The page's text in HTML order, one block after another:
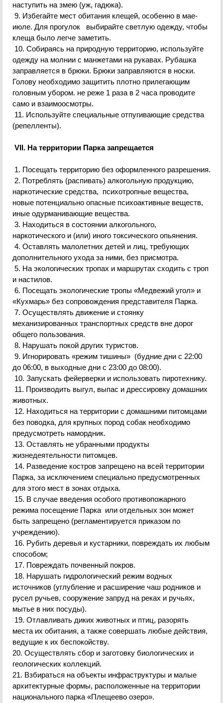
наступить на змею (уж, гадюка).
9. Избегайте мест обитания клещей, особенно в мае-
июле. Для прогулок выбирайте светлую одежду, чтобы
клеща было легче заметить.
10. Собираясь на природную территорию, используйте
одежду на молнии с манжетами на рукавах. Рубашка
заправляется в брюки. Брюки заправляются в носки.
Голову необходимо защитить плотно прилегающим
головным убором. не реже 1 раза в 2 часа проводите
само и взаимоосмотры.
11. Используйте специальные отпугивающие средства
(репелленты).
VII. На территории Парка запрещается
1. Посещать территорию без оформленного разрешения.
2. Потреблять (распивать) алкогольную продукцию,
наркотические средства, психотропные вещества,
новые потенциально опасные психоактивные веществ,
иные одурманивающие вещества.
3. Находиться в состоянии алкогольного,
наркотического и (или) иного токсического опьянения.
4. Оставлять малолетних детей и лиц, требующих
дополнительного ухода за ними, без присмотра.
5. На экологических тропах и маршрутах сходить с троп
и настилов.
6. Посещать экологические тропы «Медвежий угол» и
«Кухмарь» без сопровождения представителя Парка.
7. Осуществлять движение и стоянку
механизированных транспортных средств вне дорог
общего пользования.
8. Нарушать покой других туристов.
9. Игнорировать «режим тишины» (будние дни с 22:00
до 06:00, в выходные дни с 23:00 до 08:00).
10. Запускать фейерверки и использовать пиротехнику.
11. Производить выгул, выпас и дрессировку домашних
животных.
12. Находиться на территории с домашними питомцами
без поводка, для крупных пород собак необходимо
предусмотреть намордник.
13. Оставлять не убранными продукты
жизнедеятельности питомцев.
14. Разведение костров запрещено на всей территории
Парка, за исключением специально предусмотренных
для этого мест в зонах отдыха.
15. В случае введения особого противопожарного
режима посещение Парка или отдельных зон может
быть запрещено (регламентируется приказом по
учреждению).
16. Рубить деревья и кустарники, повреждать их любым
способом;
17. Повреждать почвенный покров.
18. Нарушать гидрологический режим водных
источников (углубление и расширение чаш родников и
русел ручьев, сооружение запруд на реках и ручьях,
мытье в них посуды).
19. Отлавливать диких животных и птиц, разорять
места их обитания, а также совершать любые действия,
ведущие к их беспокойству.
20. Осуществлять сбор и заготовку биологических и
геологических коллекций.
21. Взбираться на объекты инфраструктуры и малые
архитектурные формы, расположенные на территории
национального парка «Плещеево озеро».